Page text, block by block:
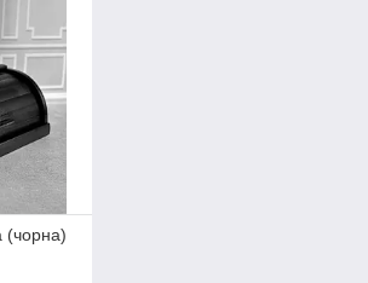
(чорна)